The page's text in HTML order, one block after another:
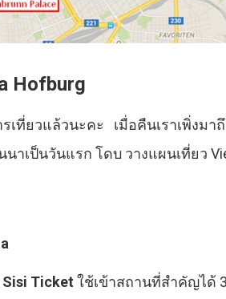
Hofburg
เที่ยวแล้วนะคะ เมื่อคืนเราเพิ่งมา
นาเป็นวันแรก โดบ วางแผนเที่ยว
Sisi Ticket ใช้เข้าสถานที่สำคัญได้